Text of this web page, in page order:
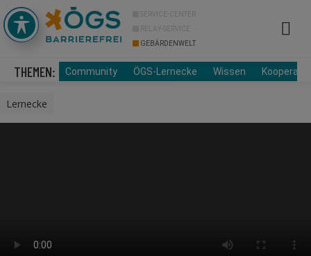
SERVICE-CENTER
RELAY-SERVICE
GEBÄRDENWELT
THEMEN: Community ÖGS-Lernecke Wissen
Lernecke